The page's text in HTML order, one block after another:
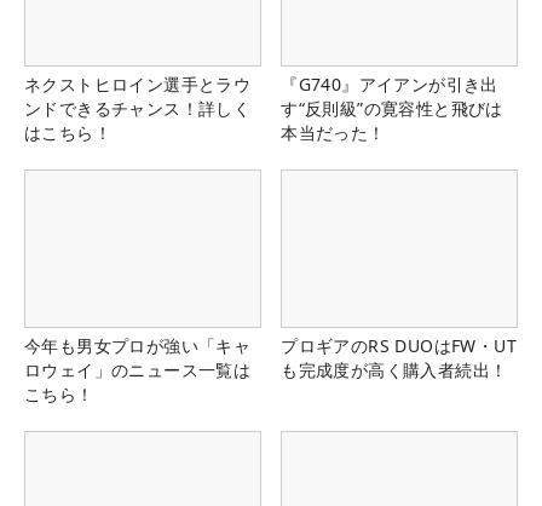
ネクストヒロイン選手とラウ
ンドできるチャンス！詳しく
はこちら！
『G740』アイアンが引き出
す“反則級”の寛容性と飛びは
本当だった！
今年も男女プロが強い「キャ
ロウェイ」のニュース一覧は
こちら！
プロギアのRS DUOはFW・UT
も完成度が高く購入者続出！